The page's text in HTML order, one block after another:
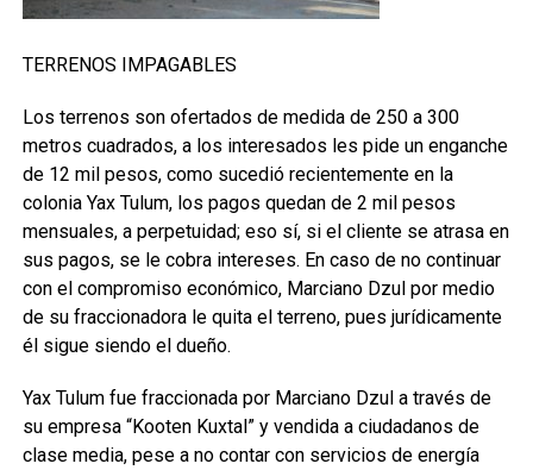
TERRENOS IMPAGABLES
Los terrenos son ofertados de medida de 250 a 300
metros cuadrados, a los interesados les pide un enganche
de 12 mil pesos, como sucedió recientemente en la
colonia Yax Tulum, los pagos quedan de 2 mil pesos
mensuales, a perpetuidad; eso sí, si el cliente se atrasa en
sus pagos, se le cobra intereses. En caso de no continuar
con el compromiso económico, Marciano Dzul por medio
de su fraccionadora le quita el terreno, pues jurídicamente
él sigue siendo el dueño.
Yax Tulum fue fraccionada por Marciano Dzul a través de
su empresa “Kooten Kuxtal” y vendida a ciudadanos de
clase media, pese a no contar con servicios de energía